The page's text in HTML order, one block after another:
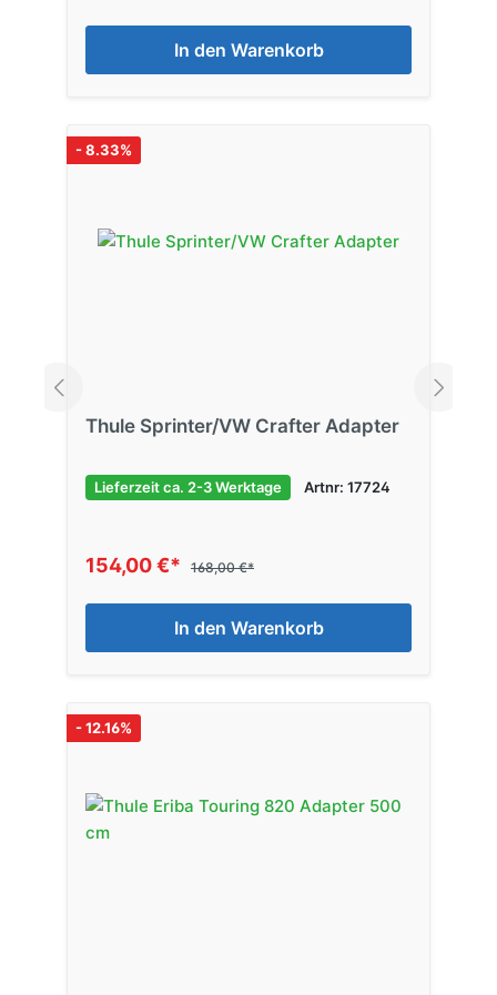
In den Warenkorb
- 8.33%
Thule Sprinter/VW Crafter Adapter
Lieferzeit ca. 2-3 Werktage Artnr: 17724
154,00 €* 168,00 €*
In den Warenkorb
- 12.16%